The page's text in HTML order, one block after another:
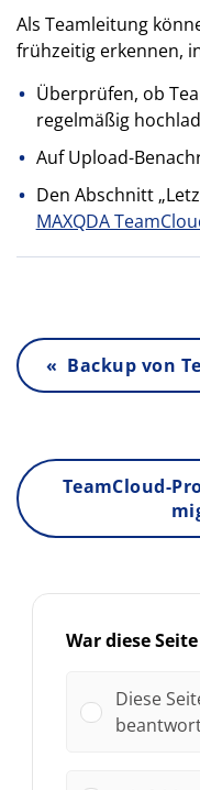
Als Teamleitung
frühzeitig erkennen,
Überprüfen, ob
regelmäßig
Auf Upload-
Den Abschnitt
MAXQDA
« Backup von
TeamCloud-
War diese
Diese